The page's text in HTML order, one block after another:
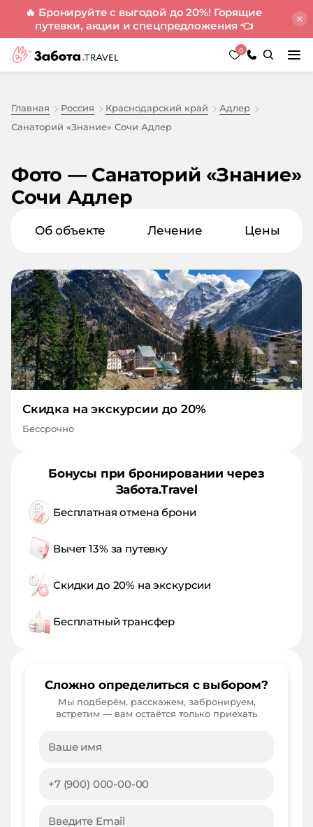
🔥 Бронируйте с выгодой до 20%! Горящие
путевки, акции и спецпредложения 👈
0
Главная Россия Краснодарский край
Адлер
Санаторий «Знание» Сочи Адлер
Фото — Санаторий «Знание»
Сочи Адлер
Об объекте Лечение Цены
Скидка на экскурсии до 20%
Бессрочно
Бонусы при бронировании через
Забота.Travel
Бесплатная отмена брони
Вычет 13% за путевку
Скидки до 20% на экскурсии
Бесплатный трансфер
Сложно определиться с выбором?
Мы подберём, расскажем, забронируем,
встретим — вам остаётся только приехать